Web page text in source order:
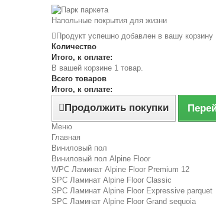
Напольные покрытия для жизни
Продукт успешно добавлен в вашу корзину
Количество
Итого, к оплате:
В вашей корзине 1 товар.
Всего товаров
Итого, к оплате:
Продолжить покупки
Меню
Главная
Виниловый пол
Виниловый пол Alpine Floor
WPC Ламинат Alpine Floor Premium 12
SPC Ламинат Alpine Floor Classic
SPC Ламинат Alpine Floor Expressive parquet
SPC Ламинат Alpine Floor Grand sequoia